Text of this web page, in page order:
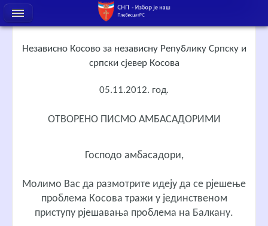
Независно Косово за независну Републику Српску и
српски сјевер Косова
05.11.2012. год.
ОТВОРЕНО ПИСМО АМБАСАДОРИМИ
Господо амбасадори,
Молимо Вас да размотрите идеју да се рјешење
проблема Косова тражи у јединственом
приступу рјешавања проблема на Балкану.